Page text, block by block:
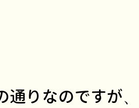
通りなのですが